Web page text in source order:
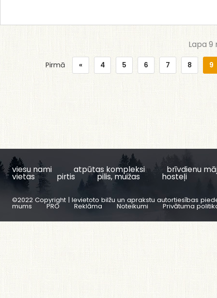
Lapa 9
Pirmā « 4 5 6 7 8 9
viesu nami atpūtas kompleksi brīvdienu
vietas pirtis pilis, muižas hosteļi
©2022 Copyright | Ievietoto bilžu un aprakstu autortiesības
mums PRO Reklāma Noteikumi Privātuma